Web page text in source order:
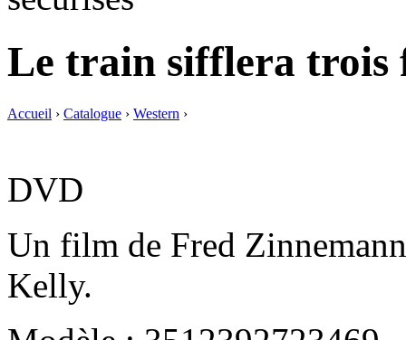
Le train sifflera trois
Accueil › Catalogue › Western ›
DVD
Un film de Fred
Kelly.